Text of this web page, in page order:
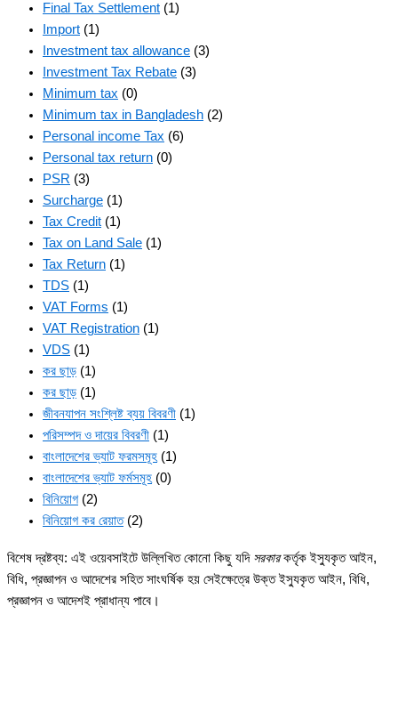
Final Tax Settlement (1)
Import (1)
Investment tax allowance (3)
Investment Tax Rebate (3)
Minimum tax (0)
Minimum tax in Bangladesh (2)
Personal income Tax (6)
Personal tax return (0)
PSR (3)
Surcharge (1)
Tax Credit (1)
Tax on Land Sale (1)
Tax Return (1)
TDS (1)
VAT Forms (1)
VAT Registration (1)
VDS (1)
কর ছাড় (1)
কর ছাড় (1)
জীবনযাপন সংশ্লিষ্ট ব্যয় বিবরণী (1)
পরিসম্পদ ও দায়ের বিবরণী (1)
বাংলাদেশের ভ্যাট ফরমসমূহ (1)
বাংলাদেশের ভ্যাট ফর্মসমূহ (0)
বিনিয়োগ (2)
বিনিয়োগ কর রেয়াত(2)
বিশেষ দ্রষ্টব্য: এই ওয়েবসাইটে উল্লিখিত কোনো কিছু যদি সরকারকর্তৃক ইস্যুকৃত আইন,
বিধি, প্রজ্ঞাপন ও আদেশের সহিত সাংঘর্ষিক হয় সেইক্ষেত্রে উক্ত ইস্যুকৃত আইন, বিধি,
প্রজ্ঞাপন ও আদেশই প্রাধান্য পাবে।